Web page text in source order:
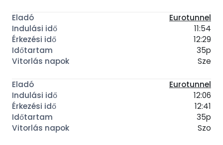
Eurotunnel
11:54
12:29
35p
Sze
Eurotunnel
12:06
12:41
35p
Szo